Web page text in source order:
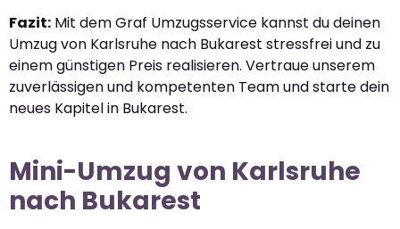
Fazit: Mit dem Graf Umzugsservice kannst du deinen
Umzug von Karlsruhe nach Bukarest stressfrei und zu
einem günstigen Preis realisieren. Vertraue unserem
zuverlässigen und kompetenten Team und starte dein
neues Kapitel in Bukarest.
Mini-Umzug von Karlsruhe
nach Bukarest